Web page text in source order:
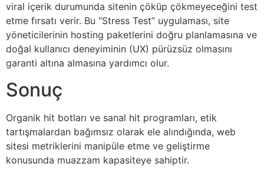
viral içerik durumunda sitenin çöküp çökmeyeceğini test
etme fırsatı verir. Bu “Stress Test” uygulaması, site
yöneticilerinin hosting paketlerini doğru planlamasına ve
doğal kullanıcı deneyiminin (UX) pürüzsüz olmasını
garanti altına almasına yardımcı olur.
Sonuç
Organik hit botları ve sanal hit programları, etik
tartışmalardan bağımsız olarak ele alındığında, web
sitesi metriklerini manipüle etme ve geliştirme
konusunda muazzam kapasiteye sahiptir.